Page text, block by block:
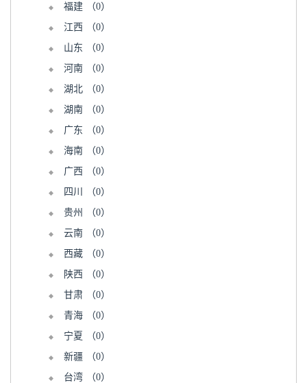
福建
（0）
江西
（0）
山东
（0）
河南
（0）
湖北
（0）
湖南
（0）
广东
（0）
海南
（0）
广西
（0）
四川
（0）
贵州
（0）
云南
（0）
西藏
（0）
陕西
（0）
甘肃
（0）
青海
（0）
宁夏
（0）
新疆
（0）
台湾
（0）